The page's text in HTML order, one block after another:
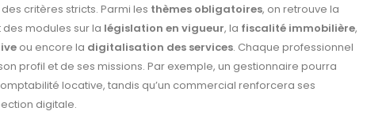
critères stricts. Parmi les thèmes obligatoires, on retrouve la
modules sur la législation en vigueur, la fiscalité immobilière,
ou encore la digitalisation des services. Chaque professionnel
profil et de ses missions. Par exemple, un gestionnaire pourra
locative, tandis qu’un commercial renforcera ses
digitale.